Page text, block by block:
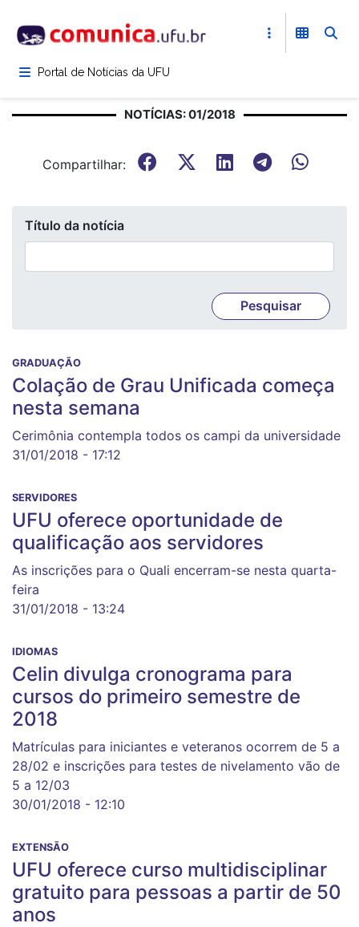
para
conteúdoPortal de Notícias da UFU
NOTÍCIAS: 01/2018
Compartilhar:
Título da notícia
GRADUAÇÃO
Colação de Grau Unificada começa
nesta semana
Cerimônia contempla todos os campi da universidade
31/01/2018 - 17:12
SERVIDORES
UFU oferece oportunidade de
qualificação aos servidores
As inscrições para o Quali encerram-se nesta quarta-
feira
31/01/2018 - 13:24
IDIOMAS
Celin divulga cronograma para
cursos do primeiro semestre de
2018
Matrículas para iniciantes e veteranos ocorrem de 5 a
28/02 e inscrições para testes de nivelamento vão de
5 a 12/03
30/01/2018 - 12:10
EXTENSÃO
UFU oferece curso multidisciplinar
gratuito para pessoas a partir de 50
anos